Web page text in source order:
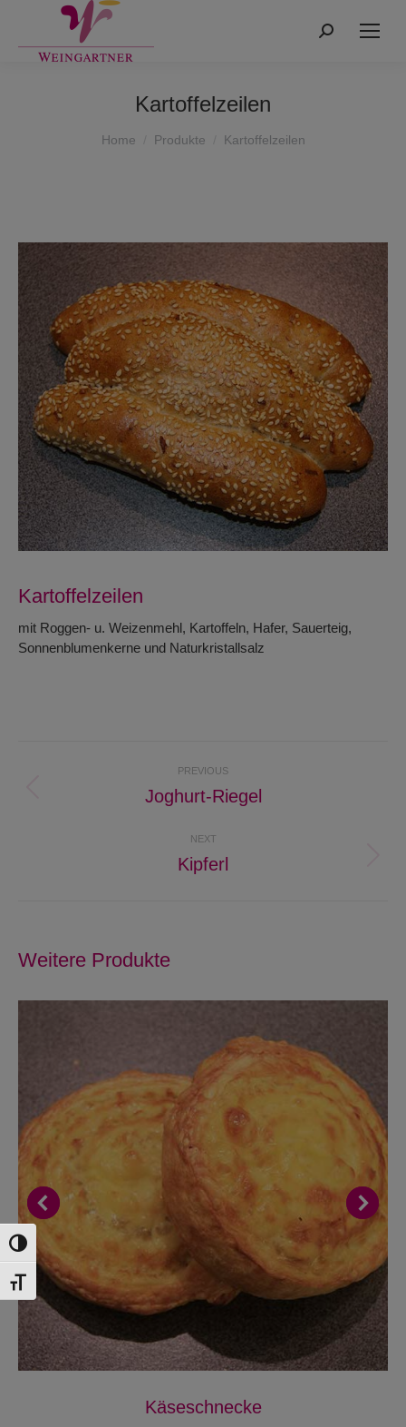
Toggle High Contrast
Toggle Font size
Search:
Kartoffelzeilen
Home Produkte Kartoffelzeilen
Kartoffelzeilen
mit Roggen- u. Weizenmehl, Kartoffeln, Hafer, Sauerteig,
Sonnenblumenkerne und Naturkristallsalz
PREVIOUS
Previous
Joghurt-Riegel
NEXT
Next
Kipferl
Weitere Produkte
Käseschnecke